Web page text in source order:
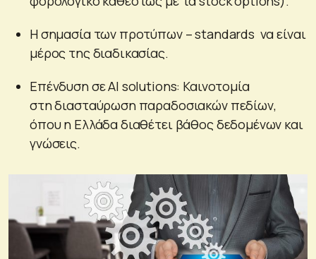
H σημασία των προτύπων – standards να είναι
μέρος της διαδικασίας.
Επένδυση σε AI solutions: Καινοτομία
στη διασταύρωση παραδοσιακών πεδίων,
όπου η Ελλάδα διαθέτει βάθος δεδομένων και
γνώσεις.